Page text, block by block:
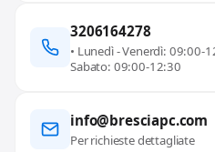
3206164278
• Lunedì - Venerdì: 09:00-
Sabato: 09:00-12:30
info@bresciapc.com
Per richieste dettagliate